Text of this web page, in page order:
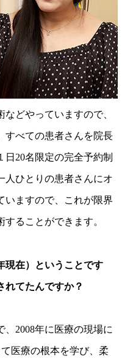
などやっていますので、
すべての患者さんを院長
20名限定の完全予約制
人ひとりの患者さんにオ
いますので、これが限界
ることができます。
在）ということです
れてたんですか？
2008年に医療の現場に
医療の根本を学び、柔